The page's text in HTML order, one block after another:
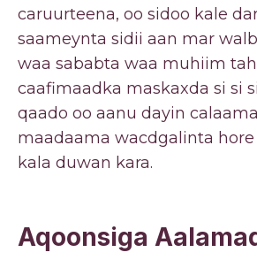
caruurteena, oo sidoo kale
saameynta sidii aan mar
waa sababta waa muhiim
caafimaadka maskaxda si si
qaado oo aanu dayin
maadaama wacdgalinta hore
kala duwan kara.
Aqoonsiga